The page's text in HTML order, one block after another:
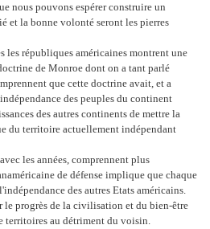
nous pouvons espérer construire un
et la bonne volonté seront les pierres
les républiques américaines montrent une
de Monroe dont on a tant parlé
que cette doctrine avait, et a
des peuples du continent
des autres continents de mettre la
du territoire actuellement indépendant
les années, comprennent plus
de défense implique que chaque
des autres Etats américains.
le progrès de la civilisation et du bien-être
territoires au détriment du voisin.